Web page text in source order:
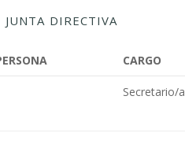
JUNTA DIRECTIVA
CARGO
Secretario/a